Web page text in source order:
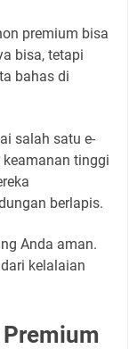
premium bisa
bisa, tetapi
bahas di
salah satu e-
tinggi
berlapis.
Anda aman.
kelalaian